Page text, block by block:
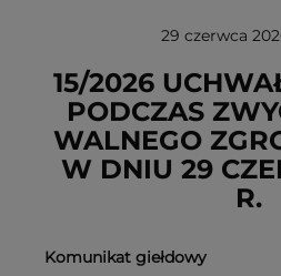
USUŃ ZE SCHOWKA
29 czerwca
15/2026
PODCZAS
WALNEGO
W DNIU 29
R.
Komunikat giełdowy